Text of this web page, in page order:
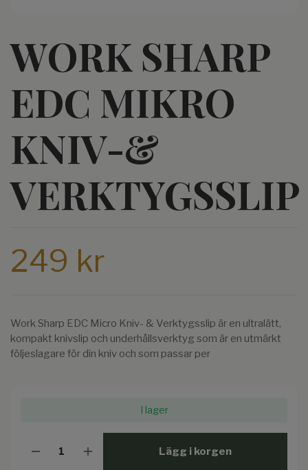
WORK SHARP
EDC MIKRO
KNIV-&
VERKTYGSSLIP
249 kr
Work Sharp EDC Micro Kniv- & Verktygsslip är en ultralätt,
kompakt knivslip och underhållsverktyg som är en utmärkt
följeslagare för din kniv och som passar per
I lager
Lägg i korgen